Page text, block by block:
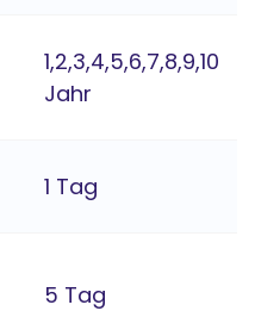
1,2,3,4,5,6,7,8,9,10
Jahr
1 Tag
5 Tag